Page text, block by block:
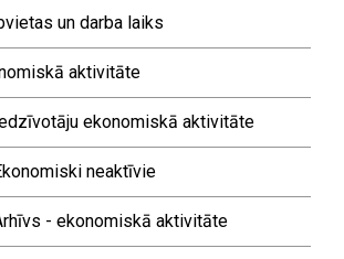
un darba laiks
aktivitāte
ekonomiskā aktivitāte
neaktīvie
- ekonomiskā aktivitāte